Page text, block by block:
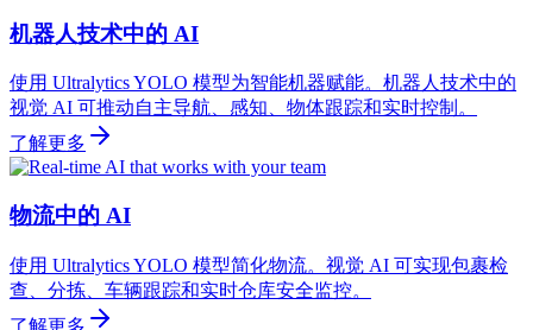
机器人技术中的 AI
使用 Ultralytics YOLO 模型为智能机器赋能。机器人技术中的
视觉 AI 可推动自主导航、感知、物体跟踪和实时控制。
了解更多
物流中的 AI
使用 Ultralytics YOLO 模型简化物流。视觉 AI 可实现包裹检
查、分拣、车辆跟踪和实时仓库安全监控。
了解更多